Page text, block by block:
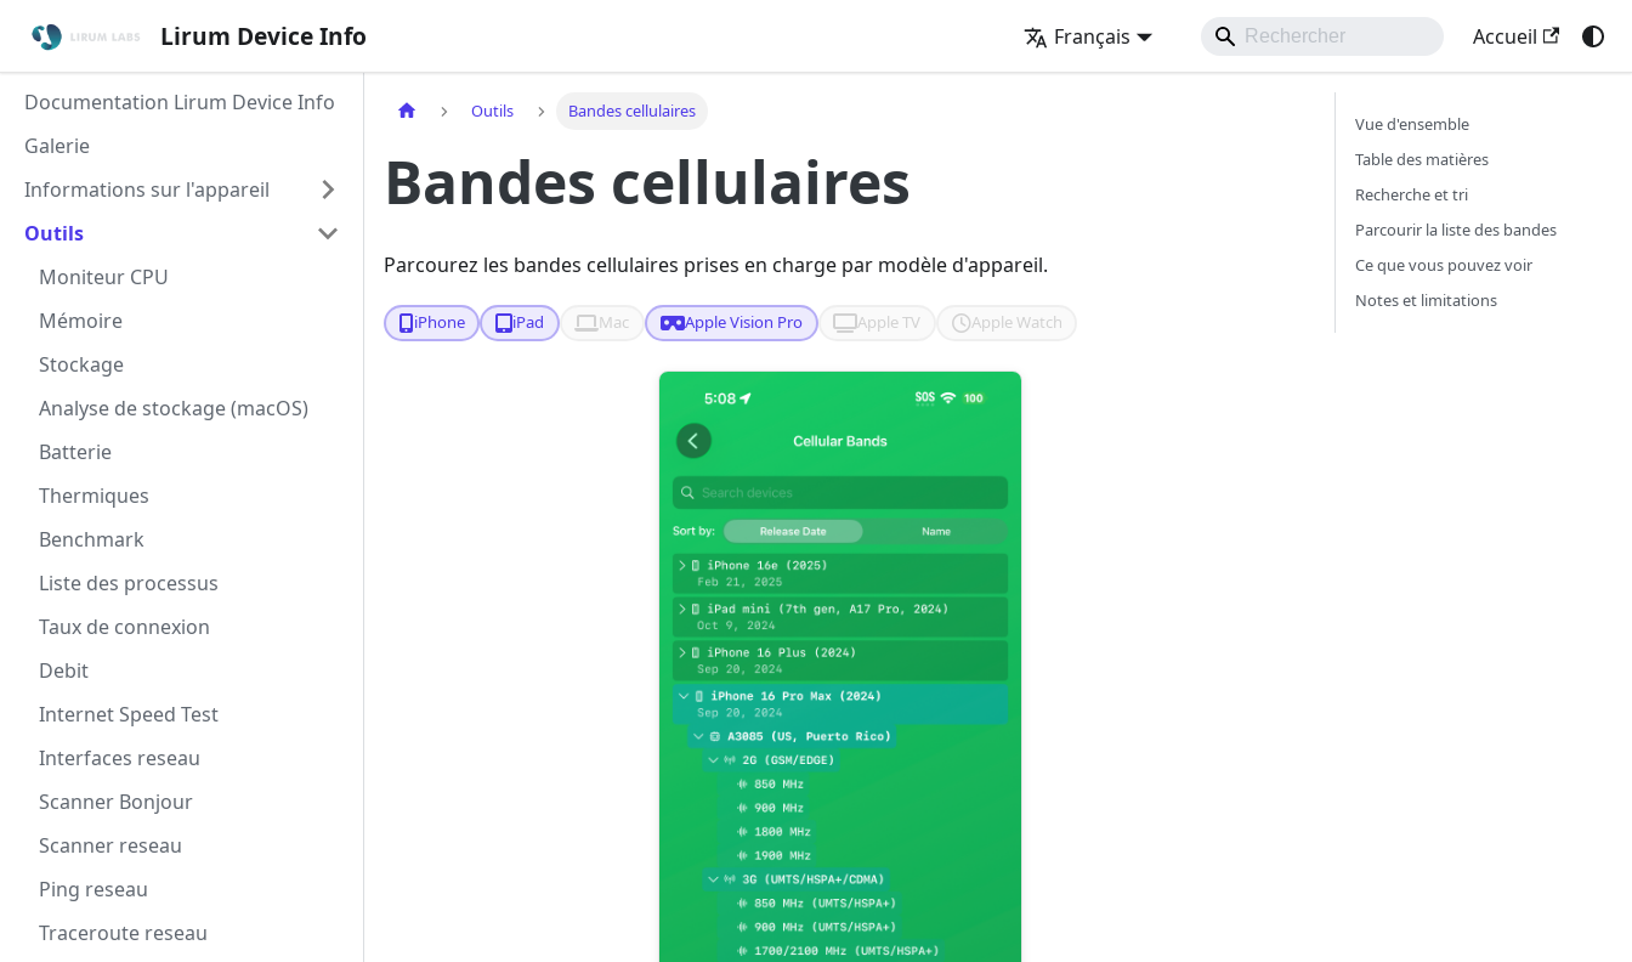
Lirum Device Info Français Accueil
Documentation Lirum Device Info
Galerie
Informations sur l'appareil
Outils
Moniteur CPU
Mémoire
Stockage
Analyse de stockage (macOS)
Batterie
Thermiques
Benchmark
Liste des processus
Taux de connexion
Debit
Internet Speed Test
Interfaces reseau
Scanner Bonjour
Scanner reseau
Ping reseau
Traceroute reseau
Outils Bandes cellulaires
Bandes cellulaires
Parcourez les bandes cellulaires prises en charge par modèle d'appareil.
iPhone iPad Mac Apple Vision Pro Apple TV Apple Watch
Vue d'ensemble
Table des matières
Recherche et tri
Parcourir la liste des bandes
Ce que vous pouvez voir
Notes et limitations